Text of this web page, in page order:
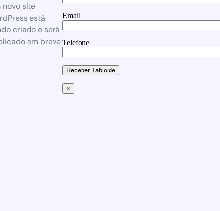
novo site
está
criado e será
em breve
Email
Telefone
Receber Tabloide
×